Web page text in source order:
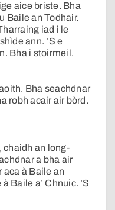
aice briste. Bha
Baile an Todhair.
iad i le
ann. ’S e
Bha i stoirmeil.
Bha seachdnar
robh acair air bòrd.
chaidh an long-
a bha air
aca à Baile an
Baile a’ Chnuic. ’S